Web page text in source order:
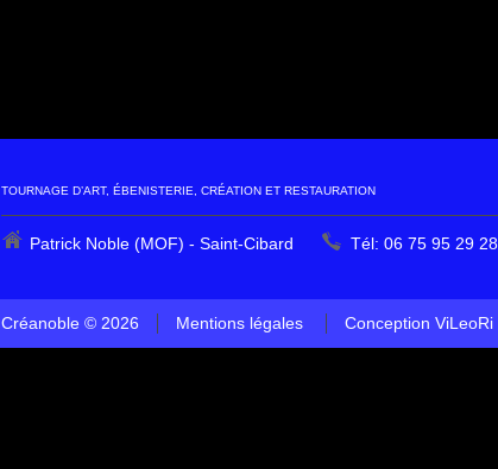
TOURNAGE D’ART, ÉBENISTERIE, CRÉATION ET RESTAURATION
Patrick Noble (MOF) - Saint-Cibard Tél: 06 75 95 29 28
Créanoble © 2026 Mentions légales Conception ViLeoRi